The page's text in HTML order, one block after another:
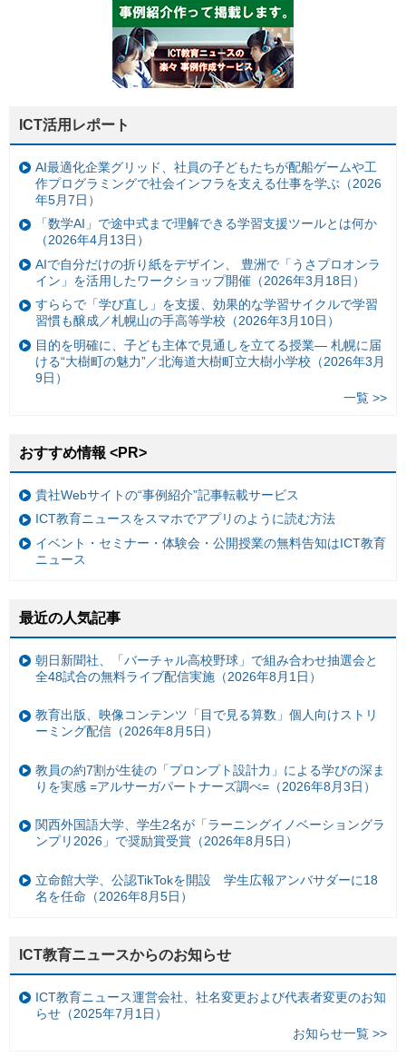
ICT活用レポート
AI最適化企業グリッド、社員の子どもたちが配船ゲームや工
作プログラミングで社会インフラを支える仕事を学ぶ（2026
年5月7日）
「数学AI」で途中式まで理解できる学習支援ツールとは何か
（2026年4月13日）
AIで自分だけの折り紙をデザイン、 豊洲で「うさプロオンラ
イン」を活用したワークショップ開催（2026年3月18日）
すららで「学び直し」を支援、効果的な学習サイクルで学習
習慣も醸成／札幌山の手高等学校（2026年3月10日）
目的を明確に、子ども主体で見通しを立てる授業— 札幌に届
ける“大樹町の魅力”／北海道大樹町立大樹小学校（2026年3月
9日）
一覧 >>
おすすめ情報 <PR>
貴社Webサイトの“事例紹介”記事転載サービス
ICT教育ニュースをスマホでアプリのように読む方法
イベント・セミナー・体験会・公開授業の無料告知はICT教育
ニュース
最近の人気記事
朝日新聞社、「バーチャル高校野球」で組み合わせ抽選会と
全48試合の無料ライブ配信実施（2026年8月1日）
教育出版、映像コンテンツ「目で見る算数」個人向けストリ
ーミング配信（2026年8月5日）
教員の約7割が生徒の「プロンプト設計力」による学びの深ま
りを実感 =アルサーガパートナーズ調べ=（2026年8月3日）
関西外国語大学、学生2名が「ラーニングイノベーショングラ
ンプリ2026」で奨励賞受賞（2026年8月5日）
立命館大学、公認TikTokを開設 学生広報アンバサダーに18
名を任命（2026年8月5日）
ICT教育ニュースからのお知らせ
ICT教育ニュース運営会社、社名変更および代表者変更のお知
らせ（2025年7月1日）
お知らせ一覧 >>